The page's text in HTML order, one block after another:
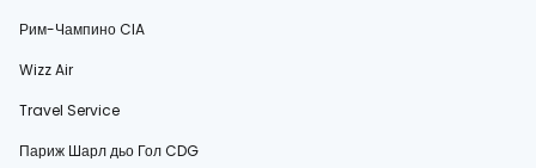
Рим-Чампино CIA
Wizz Air
Travel Service
Париж Шарл дьо Гол CDG